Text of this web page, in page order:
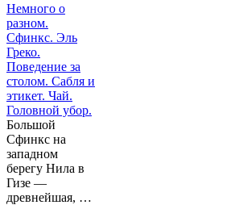
Немного о
разном.
Сфинкс. Эль
Греко.
Поведение за
столом. Сабля и
этикет. Чай.
Головной убор.
Большой
Сфинкс на
западном
берегу Нила в
Гизе —
древнейшая, …